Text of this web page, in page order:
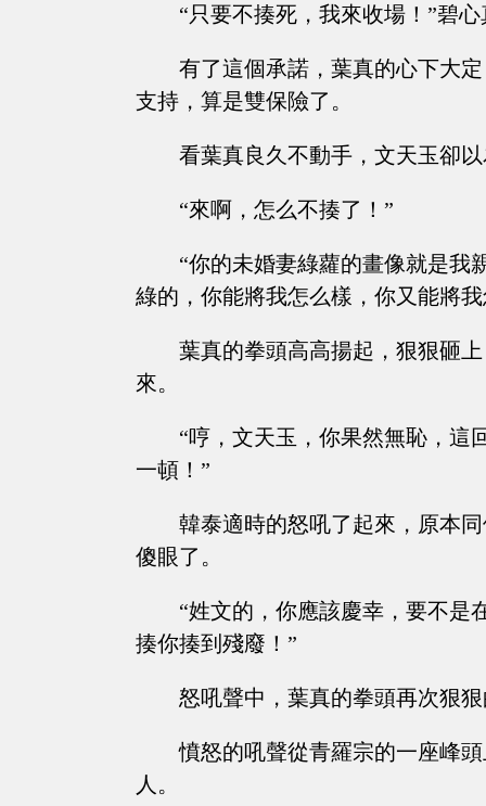
“只要不揍死，我來收場！”碧
有了這個承諾，葉真的心下大
支持，算是雙保險了。
看葉真良久不動手，文天玉卻
“來啊，怎么不揍了！”
“你的未婚妻綠蘿的畫像就是我
綠的，你能將我怎么樣，你又能將我
葉真的拳頭高高揚起，狠狠砸
來。
“哼，文天玉，你果然無恥，這
一頓！”
韓泰適時的怒吼了起來，原本
傻眼了。
“姓文的，你應該慶幸，要不是
揍你揍到殘廢！”
怒吼聲中，葉真的拳頭再次狠
憤怒的吼聲從青羅宗的一座峰
人。